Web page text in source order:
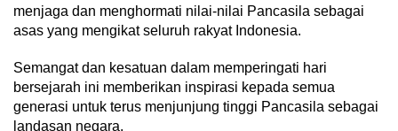
menjaga dan menghormati nilai-nilai Pancasila sebagai
asas yang mengikat seluruh rakyat Indonesia.
Semangat dan kesatuan dalam memperingati hari
bersejarah ini memberikan inspirasi kepada semua
generasi untuk terus menjunjung tinggi Pancasila sebagai
landasan negara.